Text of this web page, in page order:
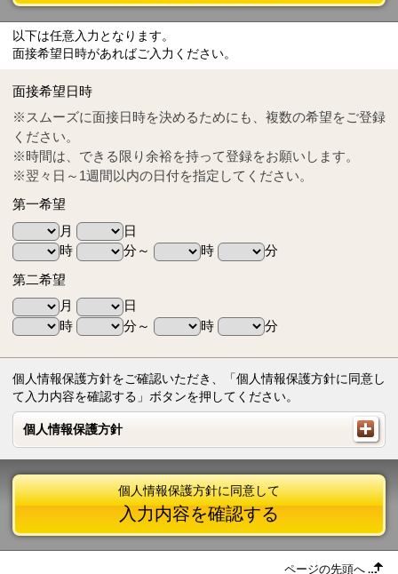
Tel
0570-55-0314
以下は任意入力となります。
面接希望日時があればご入力ください。
面接希望日時
※スムーズに面接日時を決めるためにも、複数の希望をご登録
ください。
※時間は、できる限り余裕を持って登録をお願いします。
※翌々日～1週間以内の日付を指定してください。
第一希望
月
日
時
分～ 時
分
第二希望
月
日
時
分～ 時 分
個人情報保護方針をご確認いただき、「個人情報保護方針に同意し
て入力内容を確認する」ボタンを押してください。
個人情報保護方針
個人情報保護方針
個人情報保護方針に同意して
入力内容を確認する
ページの先頭へ